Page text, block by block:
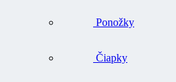
Ponožky
Čiapky